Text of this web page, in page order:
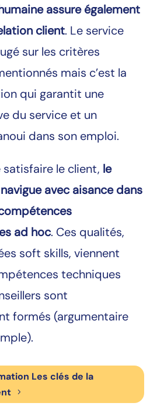
assure également
client. Le service
sur les critères
mais c’est la
qui garantit une
du service et un
dans son emploi.
satisfaire le client, le
avec aisance dans
ad hoc. Ces qualités,
soft skills, viennent
techniques
sont
formés (argumentaire
Les clés de la